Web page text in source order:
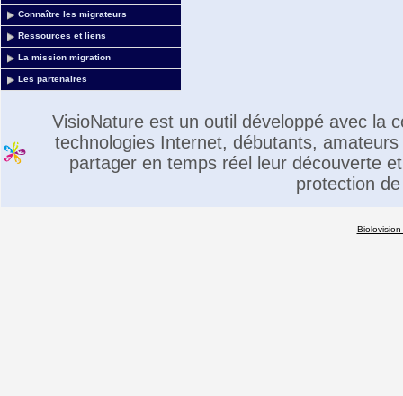
Connaître les migrateurs
Ressources et liens
La mission migration
Les partenaires
VisioNature est un outil développé avec la
technologies Internet, débutants,
partager en temps réel leur découverte
protection
Biolovision